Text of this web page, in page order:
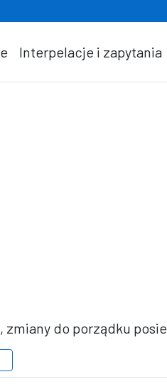
Interpelacje i zapytania
do porządku